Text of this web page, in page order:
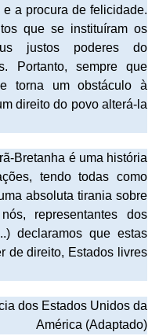
a procura de felicidade.
que se instituíram os
justos poderes do
Portanto, sempre que
torna um obstáculo à
direito do povo alterá-la
Bretanha é uma história
tendo todas como
absoluta tirania sobre
representantes dos
declaramos que estas
de direito, Estados livres
dos Estados Unidos da
América (Adaptado)